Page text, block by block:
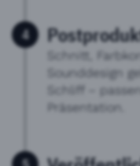
Schnitt,
Sounddesign
Schliff –
Präsentation.